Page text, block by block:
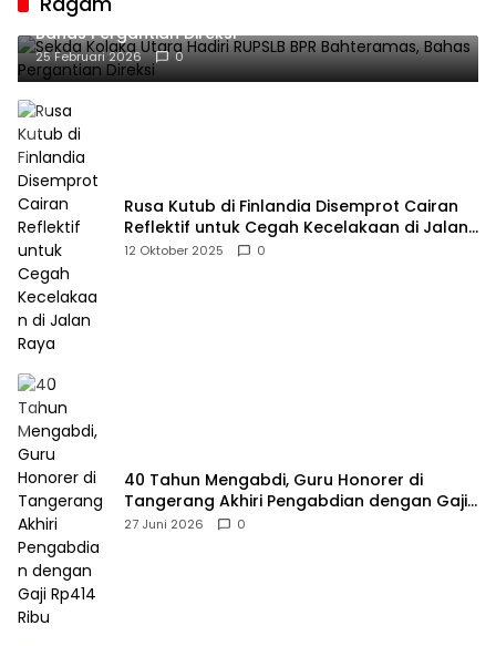
Sekda Kolaka Utara Hadiri RUPSLB BPR Bahteramas,
Bahas Pergantian Direksi
25 Februari 2026 0
Rusa Kutub di Finlandia Disemprot Cairan
Reflektif untuk Cegah Kecelakaan di Jalan
Raya
12 Oktober 2025 0
40 Tahun Mengabdi, Guru Honorer di
Tangerang Akhiri Pengabdian dengan Gaji
Rp414 Ribu
27 Juni 2026 0